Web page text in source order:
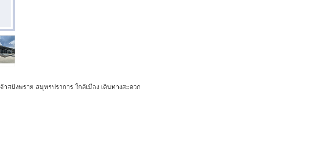
สมิงพราย สมุทรปราการ ใกล้เมือง เดินทางสะดวก